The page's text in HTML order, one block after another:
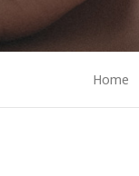
Home